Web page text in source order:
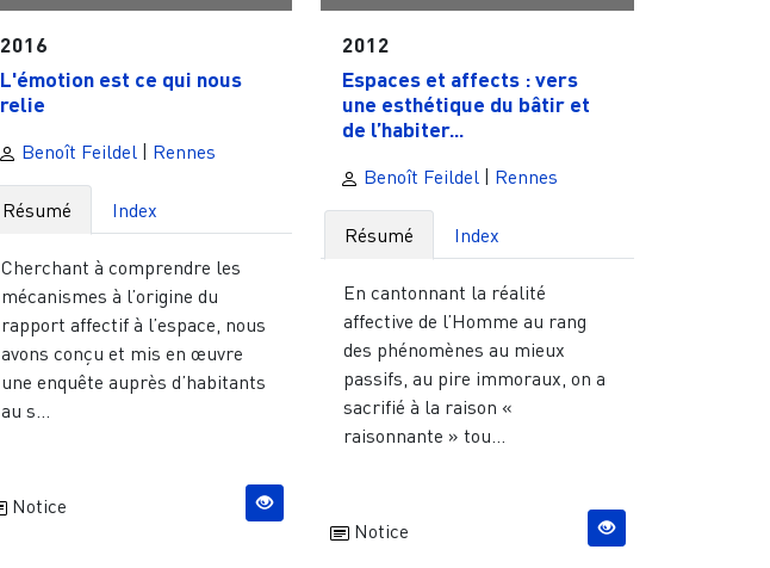
2016
L'émotion est ce qui nous
relie
Benoît Feildel| Rennes
Résumé Index
Cherchant à comprendre les
mécanismes à l’origine du
rapport affectif à l’espace, nous
avons conçu et mis en œuvre
une enquête auprès d’habitants
au s...
Notice
2012
Espaces et affects : vers
une esthétique du bâtir et
de l’habiter...
Benoît Feildel| Rennes
Résumé Index
En cantonnant la réalité
affective de l’Homme au rang
des phénomènes au mieux
passifs, au pire immoraux, on a
sacrifié à la raison «
raisonnante » tou...
Notice